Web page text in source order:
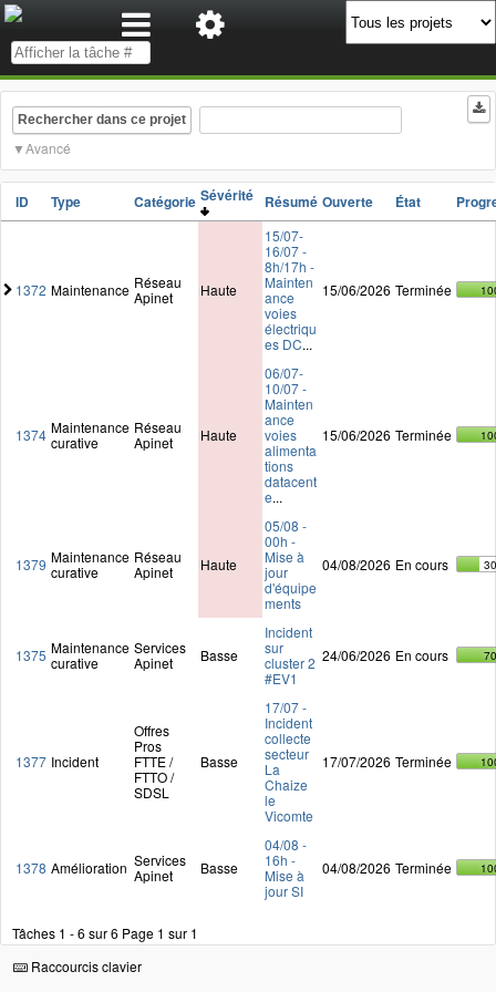
Rechercher dans ce projet
Avancé
ID Type Catégorie Sévérité Résumé Ouverte État
1372 Maintenance Réseau
Apinet
Haute
15/07-
16/07 -
8h/17h -
Mainten
ance
voies
électriqu
es DC...
15/06/2026 Terminée
1374 Maintenance
curative
Réseau
Apinet
Haute
06/07-
10/07 -
Mainten
ance
voies
alimenta
tions
datacent
e...
15/06/2026 Terminée
1379 Maintenance
curative
Réseau
Apinet
Haute
05/08 -
00h -
Mise à
jour
d'équipe
ments
04/08/2026 En cours
1375 Maintenance
curative
Services
Apinet
Basse
Incident
sur
cluster 2
#EV1
24/06/2026 En cours
1377 Incident
Offres
Pros
FTTE /
FTTO /
SDSL
Basse
17/07 -
Incident
collecte
secteur
La
Chaize
le
Vicomte
17/07/2026 Terminée
1378 Amélioration Services
Apinet
Basse
04/08 -
16h -
Mise à
jour SI
04/08/2026 Terminée
Tâches 1 - 6 sur 6 Page 1 sur 1
Raccourcis clavier